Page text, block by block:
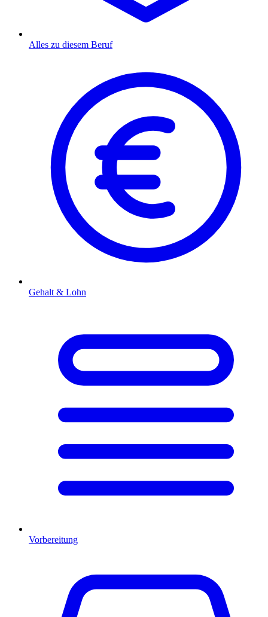
Alles zu diesem Beruf
Gehalt & Lohn
Vorbereitung